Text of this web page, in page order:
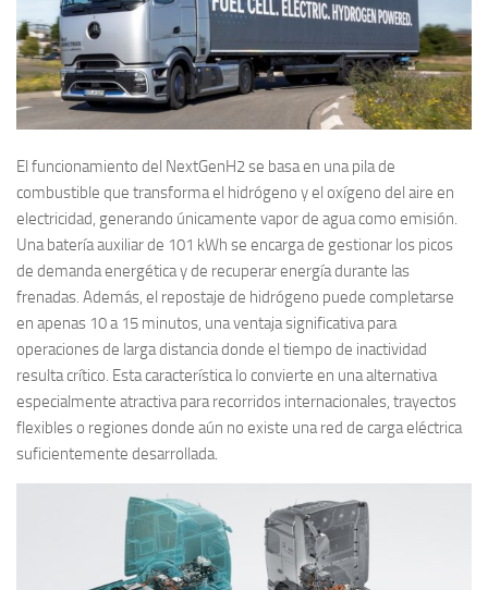
El funcionamiento del NextGenH2 se basa en una pila de
combustible que transforma el hidrógeno y el oxígeno del aire en
electricidad, generando únicamente vapor de agua como emisión.
Una batería auxiliar de 101 kWh se encarga de gestionar los picos
de demanda energética y de recuperar energía durante las
frenadas. Además, el repostaje de hidrógeno puede completarse
en apenas 10 a 15 minutos, una ventaja significativa para
operaciones de larga distancia donde el tiempo de inactividad
resulta crítico. Esta característica lo convierte en una alternativa
especialmente atractiva para recorridos internacionales, trayectos
flexibles o regiones donde aún no existe una red de carga eléctrica
suficientemente desarrollada.